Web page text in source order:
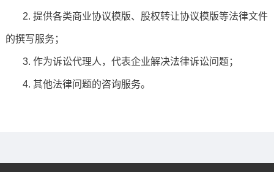
2. 提供各类商业协议模版、股权转让协议模版等法律文件
的撰写服务；
3. 作为诉讼代理人，代表企业解决法律诉讼问题；
4. 其他法律问题的咨询服务。